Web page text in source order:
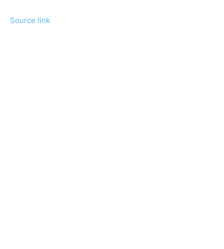
Source link